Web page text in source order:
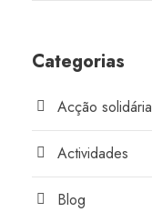
Categorias
Acção solidária
Actividades
Blog